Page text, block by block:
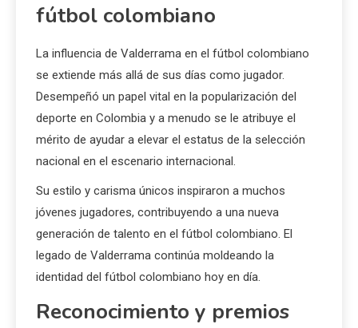
fútbol colombiano
La influencia de Valderrama en el fútbol colombiano
se extiende más allá de sus días como jugador.
Desempeñó un papel vital en la popularización del
deporte en Colombia y a menudo se le atribuye el
mérito de ayudar a elevar el estatus de la selección
nacional en el escenario internacional.
Su estilo y carisma únicos inspiraron a muchos
jóvenes jugadores, contribuyendo a una nueva
generación de talento en el fútbol colombiano. El
legado de Valderrama continúa moldeando la
identidad del fútbol colombiano hoy en día.
Reconocimiento y premios